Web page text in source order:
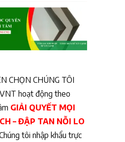
CHỌN CHÚNG TÔI
hoạt động theo
GIẢI QUYẾT MỌI
– ĐẬP TAN NỖI LO
tôi nhập khẩu trực